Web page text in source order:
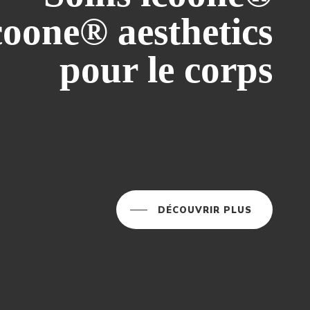
aesthetics
pour le corps
DÉCOUVRIR PLUS